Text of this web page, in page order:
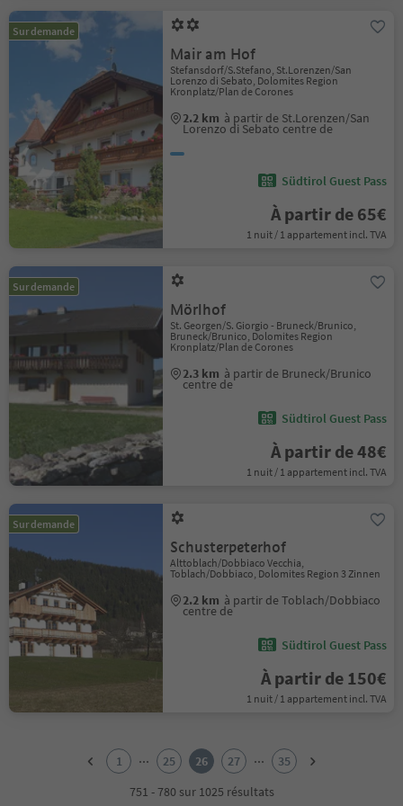
Sur demande
Mair am Hof
Stefansdorf/S.Stefano, St.Lorenzen/San
Lorenzo di Sebato, Dolomites Region
Kronplatz/Plan de Corones
2.2 km à partir de St.Lorenzen/San
Lorenzo di Sebato centre de
Südtirol Guest Pass
À partir de 65€
1 nuit / 1 appartement incl. TVA
Sur demande
Mörlhof
St. Georgen/S. Giorgio - Bruneck/Brunico,
Bruneck/Brunico, Dolomites Region
Kronplatz/Plan de Corones
2.3 km à partir de Bruneck/Brunico
centre de
Südtirol Guest Pass
À partir de 48€
1 nuit / 1 appartement incl. TVA
Sur demande
Schusterpeterhof
Alttoblach/Dobbiaco Vecchia,
Toblach/Dobbiaco, Dolomites Region 3 Zinnen
2.2 km à partir de Toblach/Dobbiaco
centre de
Südtirol Guest Pass
À partir de 150€
1 nuit / 1 appartement incl. TVA
1 ... 25 26 27 ...
35
751 - 780 sur 1025 résultats